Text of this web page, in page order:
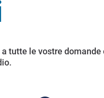
tutte le vostre domande